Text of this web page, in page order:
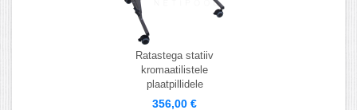
Ratastega statiiv
kromaatilistele
plaatpillidele
356,00 €